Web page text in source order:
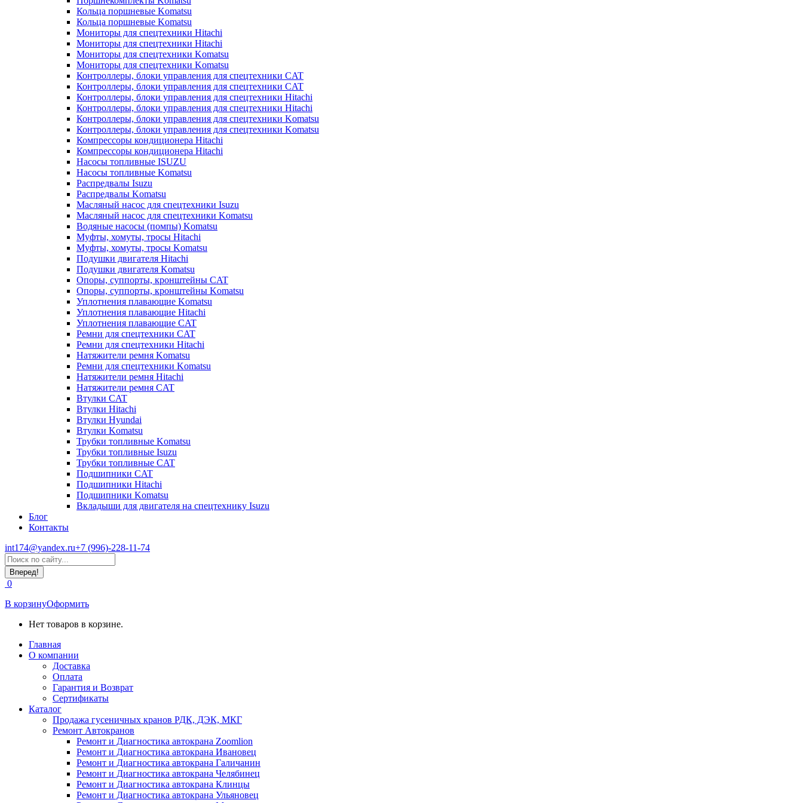
Кольца поршневые Komatsu
Кольца поршневые Komatsu
Мониторы для спецтехники Hitachi
Мониторы для спецтехники Hitachi
Мониторы для спецтехники Komatsu
Мониторы для спецтехники Komatsu
Контроллеры, блоки управления для спецтехники CAT
Контроллеры, блоки управления для спецтехники CAT
Контроллеры, блоки управления для спецтехники Hitachi
Контроллеры, блоки управления для спецтехники Hitachi
Контроллеры, блоки управления для спецтехники Komatsu
Контроллеры, блоки управления для спецтехники Komatsu
Компрессоры кондиционера Hitachi
Компрессоры кондиционера Hitachi
Насосы топливные ISUZU
Насосы топливные Komatsu
Распредвалы Isuzu
Распредвалы Komatsu
Масляный насос для спецтехники Isuzu
Масляный насос для спецтехники Komatsu
Водяные насосы (помпы) Komatsu
Муфты, хомуты, тросы Hitachi
Муфты, хомуты, тросы Komatsu
Подушки двигателя Hitachi
Подушки двигателя Komatsu
Опоры, суппорты, кронштейны CAT
Опоры, суппорты, кронштейны Komatsu
Уплотнения плавающие Komatsu
Уплотнения плавающие Hitachi
Уплотнения плавающие CAT
Ремни для спецтехники CAT
Ремни для спецтехники Hitachi
Натяжители ремня Komatsu
Ремни для спецтехники Komatsu
Натяжители ремня Hitachi
Натяжители ремня CAT
Втулки CAT
Втулки Hitachi
Втулки Hyundai
Втулки Komatsu
Трубки топливные Komatsu
Трубки топливные Isuzu
Трубки топливные CAT
Подшипники CAT
Подшипники Hitachi
Подшипники Komatsu
Вкладыши для двигателя на спецтехнику Isuzu
Блог
Контакты
int174@yandex.ru+7 (996)-228-11-74
Страница
WhatsApp
открывается
в
новом
окне
Поиск:
0
В корзинуОформить
Нет товаров в корзине.
Главная
О компании
Доставка
Оплата
Гарантия и Возврат
Сертификаты
Каталог
Продажа гусеничных кранов РДК, ДЭК, МКГ
Ремонт Автокранов
Ремонт и Диагностика автокрана Zoomlion
Ремонт и Диагностика автокрана Ивановец
Ремонт и Диагностика автокрана Галичанин
Ремонт и Диагностика автокрана Челябинец
Ремонт и Диагностика автокрана Клинцы
Ремонт и Диагностика автокрана Ульяновец